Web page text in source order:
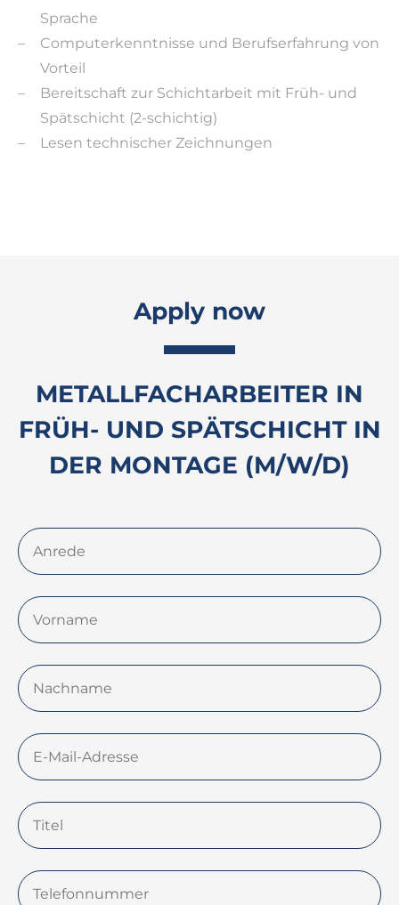
Sprache
Computerkenntnisse und Berufserfahrung von
Vorteil
Bereitschaft zur Schichtarbeit mit Früh- und
Spätschicht (2-schichtig)
Lesen technischer Zeichnungen
Apply now
METALLFACHARBEITER IN
FRÜH- UND SPÄTSCHICHT IN
DER MONTAGE (M/W/D)